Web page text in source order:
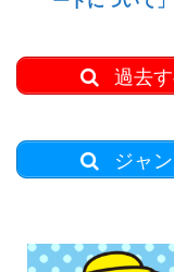
過去
ジャ